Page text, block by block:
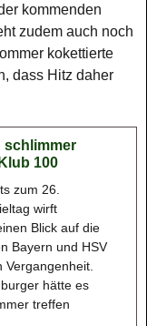
kommenden
zudem auch noch
kokettierte
dass Hitz daher
schlimmer
100
zum 26.
wirft
Blick auf die
Bayern und HSV
Vergangenheit.
hätte es
treffen